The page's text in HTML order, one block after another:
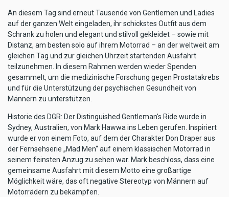
An diesem Tag sind erneut Tausende von Gentlemen und Ladies
auf der ganzen Welt eingeladen, ihr schickstes Outfit aus dem
Schrank zu holen und elegant und stilvoll gekleidet – sowie mit
Distanz, am besten solo auf ihrem Motorrad – an der weltweit am
gleichen Tag und zur gleichen Uhrzeit startenden Ausfahrt
teilzunehmen. In diesem Rahmen werden wieder Spenden
gesammelt, um die medizinische Forschung gegen Prostatakrebs
und für die Unterstützung der psychischen Gesundheit von
Männern zu unterstützen.
Historie des DGR: Der Distinguished Gentleman's Ride wurde in
Sydney, Australien, von Mark Hawwa ins Leben gerufen. Inspiriert
wurde er von einem Foto, auf dem der Charakter Don Draper aus
der Fernsehserie „Mad Men“ auf einem klassischen Motorrad in
seinem feinsten Anzug zu sehen war. Mark beschloss, dass eine
gemeinsame Ausfahrt mit diesem Motto eine großartige
Möglichkeit wäre, das oft negative Stereotyp von Männern auf
Motorrädern zu bekämpfen.